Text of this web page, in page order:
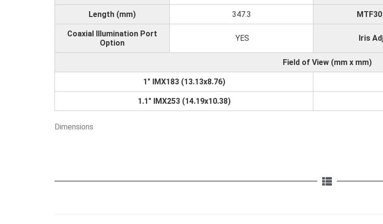
Length (mm) 347.3
Coaxial Illumination Port
Option
YES Iris
Field of View (mm x mm)
1" IMX183 (13.13x8.76)
1.1" IMX253 (14.19x10.38)
Dimensions